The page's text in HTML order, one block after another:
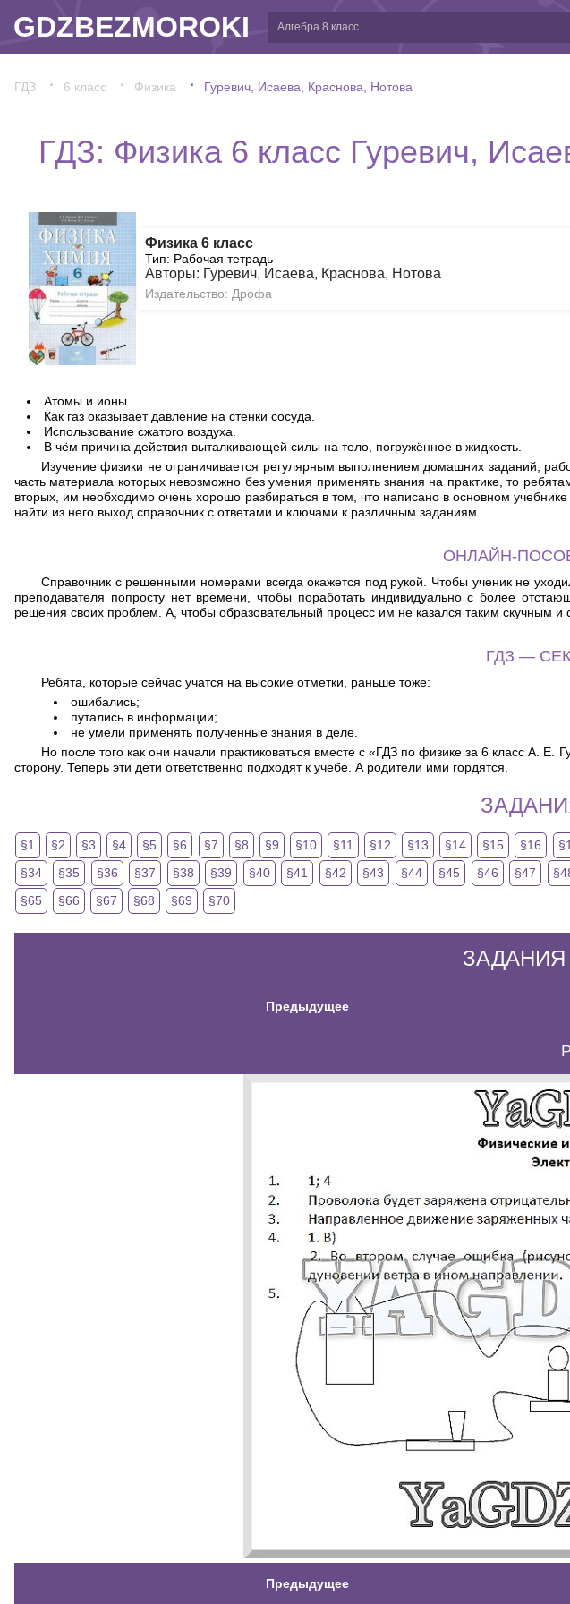
GDZBEZMOROKI
ГДЗ 6 класс Физика Гуревич, Исаева, Краснова, Нотова
ГДЗ: Физика 6 класс Гуревич,
Физика 6 класс
Тип: Рабочая тетрадь
Авторы: Гуревич, Исаева, Краснова, Нотова
Издательство: Дрофа
Атомы и ионы.
Как газ оказывает давление на стенки сосуда.
Использование сжатого воздуха.
В чём причина действия выталкивающей силы на тело, погружённое в жидкость.
Изучение физики не ограничивается регулярным выполнением домашних заданий,
часть материала которых невозможно без умения применять знания на практике, то
вторых, им необходимо очень хорошо разбираться в том, что написано в основном
найти из него выход справочник с ответами и ключами к различным заданиям.
ОНЛАЙН-
Справочник с решенными номерами всегда окажется под рукой. Чтобы ученик не
преподавателя попросту нет времени, чтобы поработать индивидуально с более
решения своих проблем. А, чтобы образовательный процесс им не казался таким скучным
ГДЗ —
Ребята, которые сейчас учатся на высокие отметки, раньше тоже:
ошибались;
путались в информации;
не умели применять полученные знания в деле.
Но после того как они начали практиковаться вместе с «ГДЗ по физике за 6 класс А.
сторону. Теперь эти дети ответственно подходят к учебе. А родители ими гордятся.
§1 §2 §3 §4 §5 §6 §7 §8 §9 §10 §11 §12 §13 §14 §15 §16
§34
§35 §36 §37 §38 §39 §40 §41 §42 §43 §44 §45 §46 §47
§65
§66 §67 §68 §69 §70
ЗАДАНИЯ
Предыдущее
Предыдущее